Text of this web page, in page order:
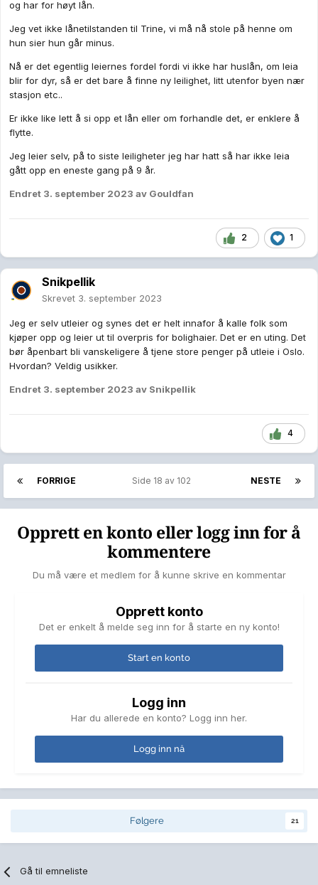
og har for høyt lån.
Jeg vet ikke lånetilstanden til Trine, vi må nå stole på henne om
hun sier hun går minus.
Nå er det egentlig leiernes fordel fordi vi ikke har huslån, om leia
blir for dyr, så er det bare å finne ny leilighet, litt utenfor byen nær
stasjon etc..
Er ikke like lett å si opp et lån eller om forhandle det, er enklere å
flytte.
Jeg leier selv, på to siste leiligheter jeg har hatt så har ikke leia
gått opp en eneste gang på 9 år.
Endret 3. september 2023 av Gouldfan
2 1
Snikpellik
Skrevet 3. september 2023
Jeg er selv utleier og synes det er helt innafor å kalle folk som
kjøper opp og leier ut til overpris for bolighaier. Det er en uting. Det
bør åpenbart bli vanskeligere å tjene store penger på utleie i Oslo.
Hvordan? Veldig usikker.
Endret 3. september 2023 av Snikpellik
4
FORRIGE NESTE
Side 18 av 102
Opprett en konto eller logg inn for å
kommentere
Du må være et medlem for å kunne skrive en kommentar
Opprett konto
Det er enkelt å melde seg inn for å starte en ny konto!
Start en konto
Logg inn
Har du allerede en konto? Logg inn her.
Logg inn nå
Følgere 21
Gå til emneliste